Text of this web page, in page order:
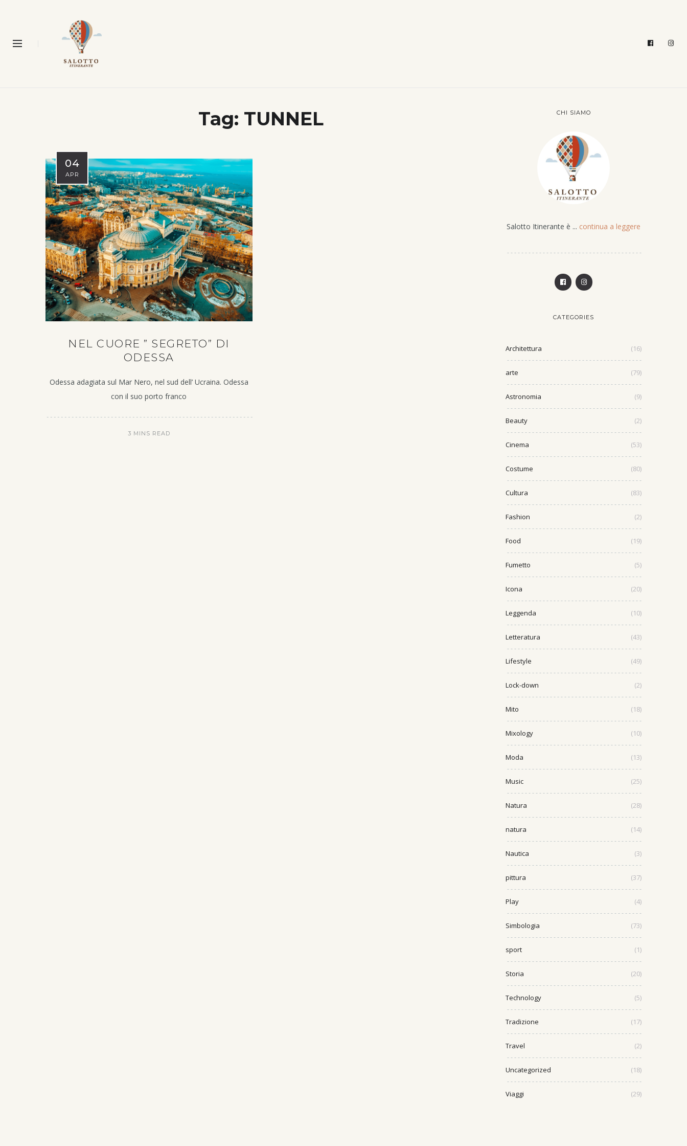
Tag: TUNNEL
04
APR
NEL CUORE ” SEGRETO” DI
ODESSA
Odessa adagiata sul Mar Nero, nel sud dell’ Ucraina. Odessa
con il suo porto franco
3 MINS READ
CHI SIAMO
Salotto Itinerante è ... continua a leggere
CATEGORIES
Architettura (16)
arte (79)
Astronomia (9)
Beauty (2)
Cinema (53)
Costume (80)
Cultura (83)
Fashion (2)
Food (19)
Fumetto (5)
Icona (20)
Leggenda (10)
Letteratura (43)
Lifestyle (49)
Lock-down (2)
Mito (18)
Mixology (10)
Moda (13)
Music (25)
Natura (28)
natura (14)
Nautica (3)
pittura (37)
Play (4)
Simbologia (73)
sport (1)
Storia (20)
Technology (5)
Tradizione (17)
Travel (2)
Uncategorized (18)
Viaggi (29)